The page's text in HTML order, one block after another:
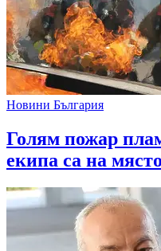
Новини България
Голям пожар
екипа са на място